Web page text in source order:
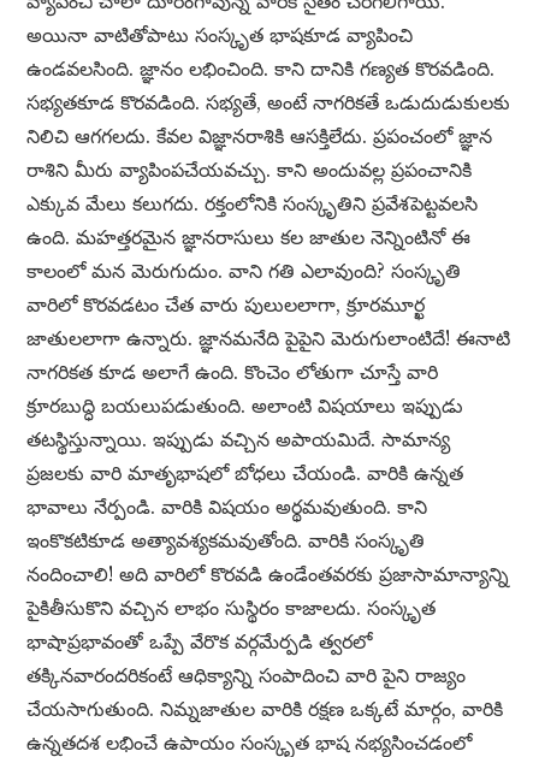
అయినా వాటితోపాటు సంస్కృత భాషకూడ వ్యాపించి
ఉండవలసింది. జ్ఞానం లభించింది. కాని దానికి గణ్యత కొరవడింది.
సభ్యతకూడ కొరవడింది. సభ్యతే, అంటే నాగరికతే ఒడుదుడుకులకు
నిలిచి ఆగగలదు. కేవల విజ్ఞానరాశికి ఆసక్తిలేదు. ప్రపంచంలో జ్ఞాన
రాశిని మీరు వ్యాపింపచేయవచ్చు. కాని అందువల్ల ప్రపంచానికి
ఎక్కువ మేలు కలుగదు. రక్తంలోనికి సంస్కృతిని ప్రవేశపెట్టవలసి
ఉంది. మహత్తరమైన జ్ఞానరాసులు కల జాతుల నెన్నింటినో ఈ
కాలంలో మన మెరుగుదుం. వాని గతి ఎలావుంది? సంస్కృతి
వారిలో కొరవడటం చేత వారు పులులలాగా, క్రూరమూర్ఖ
జాతులలాగా ఉన్నారు. జ్ఞానమనేది పైపైని మెరుగులాంటిదే! ఈనాటి
నాగరికత కూడ అలాగే ఉంది. కొంచెం లోతుగా చూస్తే వారి
క్రూరబుద్ధి బయలుపడుతుంది. అలాంటి విషయాలు ఇప్పుడు
తటస్థిస్తున్నాయి. ఇప్పుడు వచ్చిన అపాయమిదే. సామాన్య
ప్రజలకు వారి మాతృభాషలో బోధలు చేయండి. వారికి ఉన్నత
భావాలు నేర్పండి. వారికి విషయం అర్థమవుతుంది. కాని
ఇంకొకటికూడ అత్యావశ్యకమవుతోంది. వారికి సంస్కృతి
నందించాలి! అది వారిలో కొరవడి ఉండేంతవరకు ప్రజాసామాన్యాన్ని
పైకితీసుకొని వచ్చిన లాభం సుస్థిరం కాజాలదు. సంస్కృత
భాషాప్రభావంతో ఒప్పే వేరొక వర్గమేర్పడి త్వరలో
తక్కినవారందరికంటే ఆధిక్యాన్ని సంపాదించి వారి పైని రాజ్యం
చేయసాగుతుంది. నిమ్నజాతుల వారికి రక్షణ ఒక్కటే మార్గం, వారికి
ఉన్నతదశ లభించే ఉపాయం సంస్కృత భాష నభ్యసించడంలో